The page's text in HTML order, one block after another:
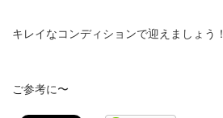
キレイなコンディションで迎えましょう！
ご参考に〜